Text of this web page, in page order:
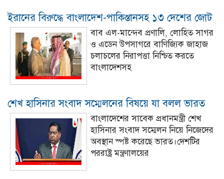
ইরানের বিরুদ্ধে বাংলাদেশ-পাকিস্তানসহ ১৩ দেশের জোট
বাব এল-মান্দেব প্রণালি, লোহিত সাগর
ও এডেন উপসাগরে বাণিজ্যিক জাহাজ
চলাচলের নিরাপত্তা নিশ্চিত করতে
বাংলাদেশসহ
শেখ হাসিনার সংবাদ সম্মেলনের বিষয়ে যা বলল ভারত
বাংলাদেশের সাবেক প্রধানমন্ত্রী শেখ
হাসিনার সংবাদ সম্মেলন নিয়ে নিজেদের
অবস্থান স্পষ্ট করেছে ভারত।দেশটির
পররাষ্ট্র মন্ত্রণালয়ের